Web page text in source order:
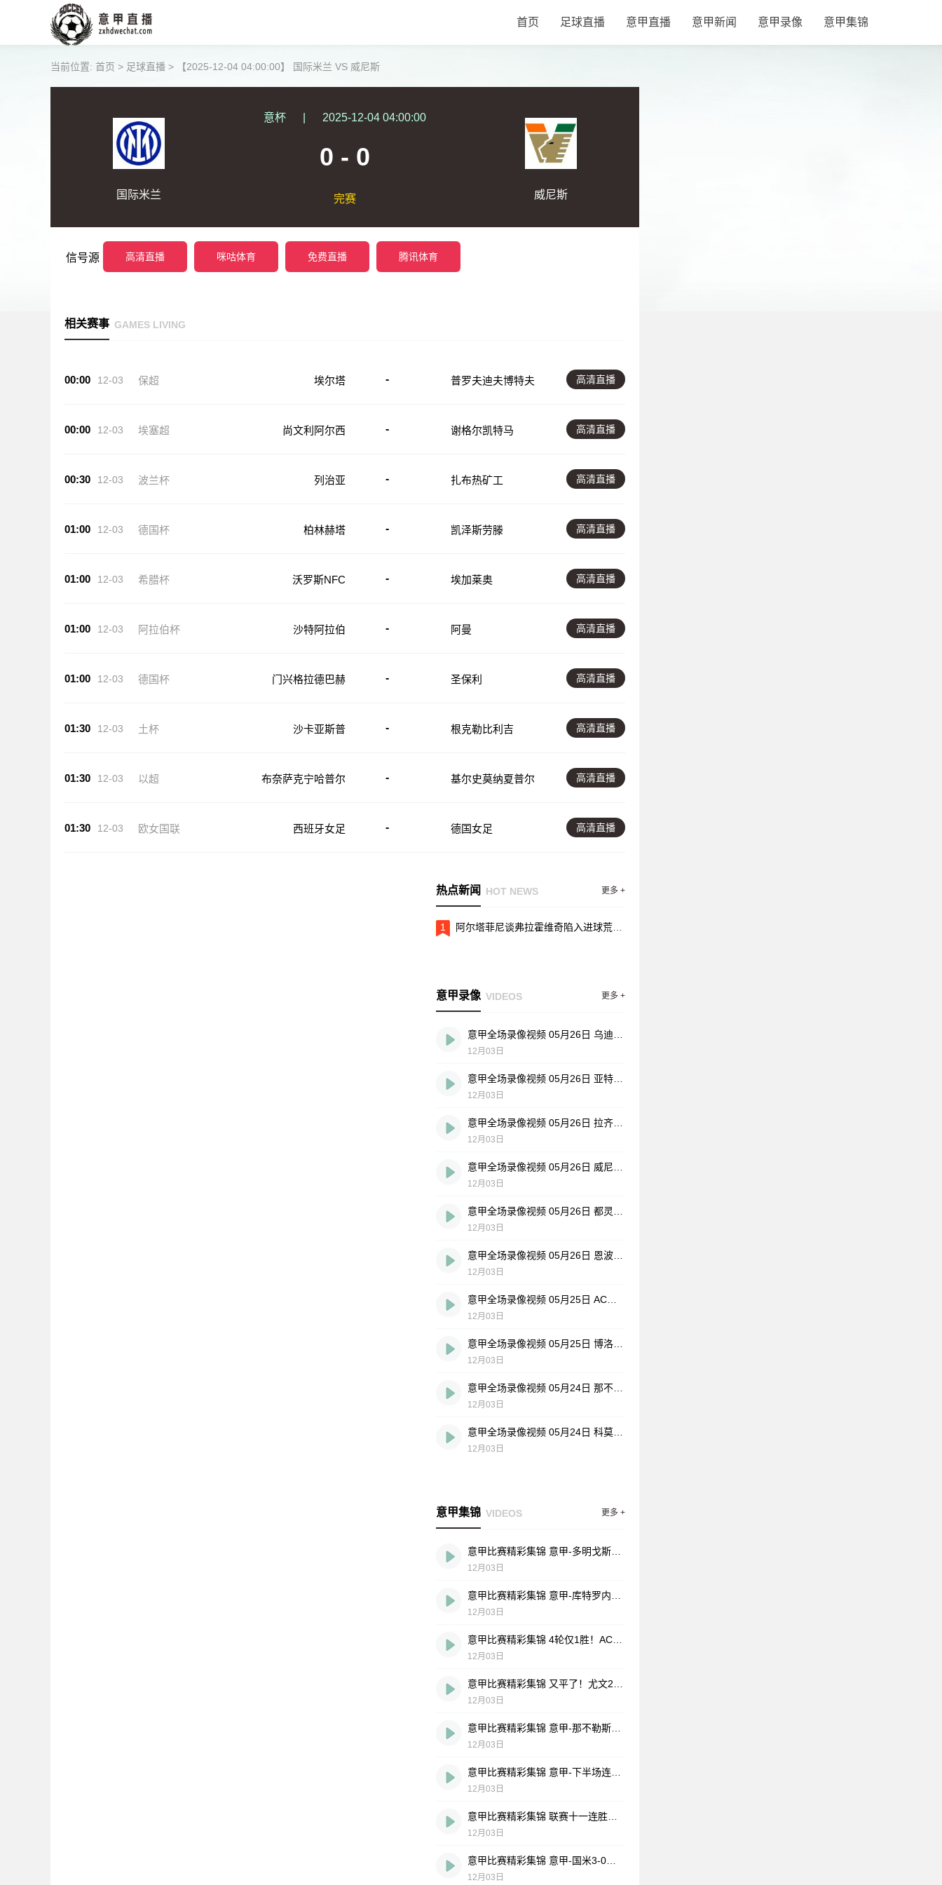
首页 足球直播 意甲直播 意甲新闻 意甲录像 意甲集锦
当前位置: 首页 > 足球直播 > 【2025-12-04 04:00:00】 国际米兰 VS 威尼斯
国际米兰
意杯 2025-12-04 04:00:00
0 - 0
完赛 威尼斯
信号源 高清直播 咪咕体育 免费直播 腾讯体育
相关赛事 GAMES LIVING
00:00 12-03 保超 埃尔塔 - 普罗夫迪夫博特夫 高清直播
00:00 12-03 埃塞超 尚文利阿尔西 - 谢格尔凯特马 高清直播
00:30 12-03 波兰杯 列治亚 - 扎布热矿工 高清直播
01:00 12-03 德国杯 柏林赫塔 - 凯泽斯劳滕 高清直播
01:00 12-03 希腊杯 沃罗斯NFC - 埃加莱奥 高清直播
01:00 12-03 阿拉伯杯 沙特阿拉伯 - 阿曼 高清直播
01:00 12-03 德国杯 门兴格拉德巴赫 - 圣保利 高清直播
01:30 12-03 土杯 沙卡亚斯普 - 根克勒比利吉 高清直播
01:30 12-03 以超 布奈萨克宁哈普尔 - 基尔史莫纳夏普尔 高清直播
01:30 12-03 欧女国联 西班牙女足 - 德国女足 高清直播
热点新闻 HOT NEWS 更多 +
1 阿尔塔菲尼谈弗拉霍维奇陷入进球荒：斑马军团对他的支持不够
意甲录像 VIDEOS 更多 +
12月03日
12月03日
12月03日
12月03日
12月03日
12月03日
12月03日
12月03日
12月03日
12月03日
意甲集锦 VIDEOS 更多 +
12月03日
12月03日
12月03日
12月03日
12月03日
12月03日
12月03日
12月03日